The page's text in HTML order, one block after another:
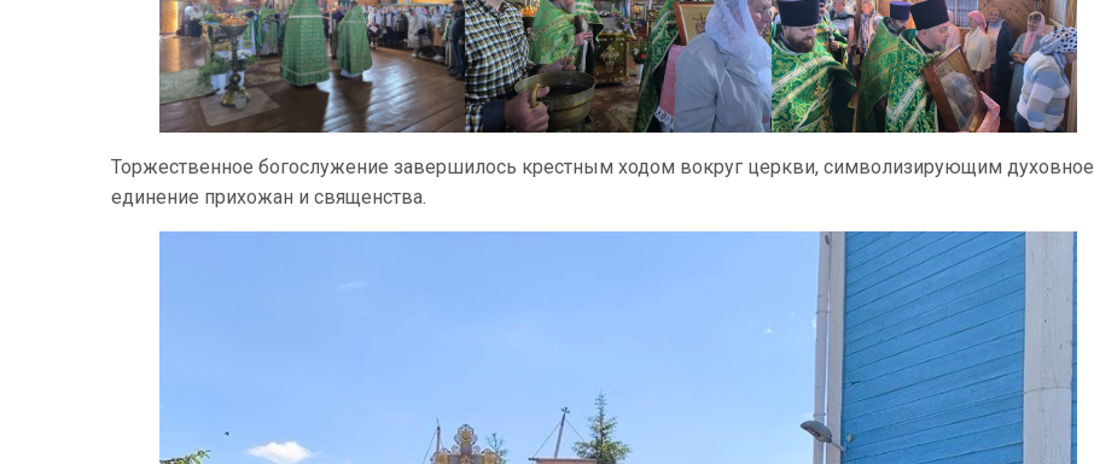
Торжественное богослужение завершилось крестным ходом вокруг церкви, символизирующим духовное
единение прихожан и священства.